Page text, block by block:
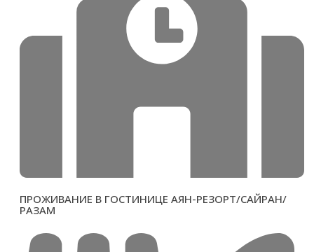
ПРОЖИВАНИЕ В ГОСТИНИЦЕ АЯН-РЕЗОРТ/САЙРАН/
РАЗАМ